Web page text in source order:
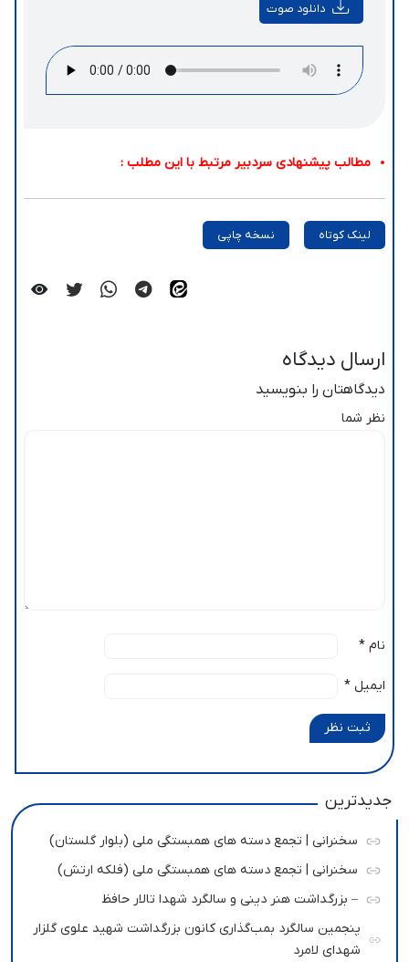
دانلود صوت
مطالب پیشنهادی سردبیر مرتبط با این مطلب :
لینک کوتاه نسخه چاپی
ارسال دیدگاه
دیدگاهتان را بنویسید
نظر شما
نام *
ایمیل *
ثبت نظر
جدیدترین
سخنرانی | تجمع دسته های همبستگی ملی (بلوار گلستان)
سخنرانی | تجمع دسته های همبستگی ملی (فلکه ارتش)
– بزرگداشت هنر دینی و سالگرد شهدا تالار حافظ
پنجمین سالگرد بمب‌گذاری کانون بزرگداشت شهید علوی گلزار
شهدای لامرد